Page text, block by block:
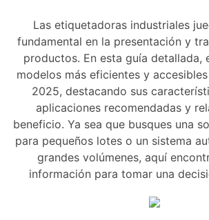
Las etiquetadoras industriales
fundamental en la presentación y
productos. En esta guía detallada,
modelos más eficientes y
2025, destacando sus
aplicaciones recomendadas y
beneficio. Ya sea que busques una
para pequeños lotes o un sistema
grandes volúmenes, aquí
información para tomar una